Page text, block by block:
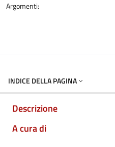
Argomenti:
INDICE DELLA PAGINA
Descrizione
A cura di